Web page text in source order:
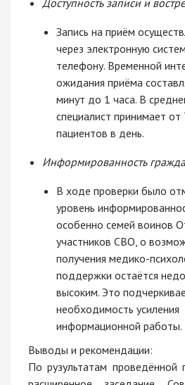
Запись на приём
через электронную
телефону. Временной
ожидания приёма
минут до 1 часа. В
специалист принимает
пациентов в день.
Информированность
В ходе проверки было
уровень
особенно семей воинов
участников СВО, о
получения медико-
поддержки остаётся
высоким. Это
необходимость усиления
информационной работы.
Выводы и рекомендации:
По рузультатам проведённой